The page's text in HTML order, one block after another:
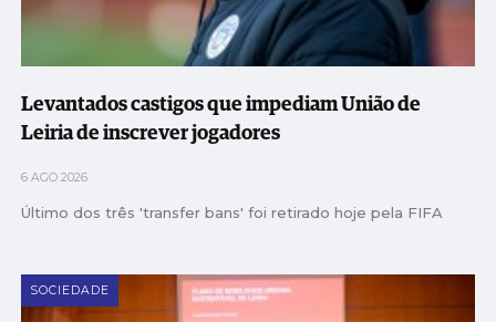
Levantados castigos que impediam União de
Leiria de inscrever jogadores
6 AGO 2026
Último dos três 'transfer bans' foi retirado hoje pela FIFA
SOCIEDADE